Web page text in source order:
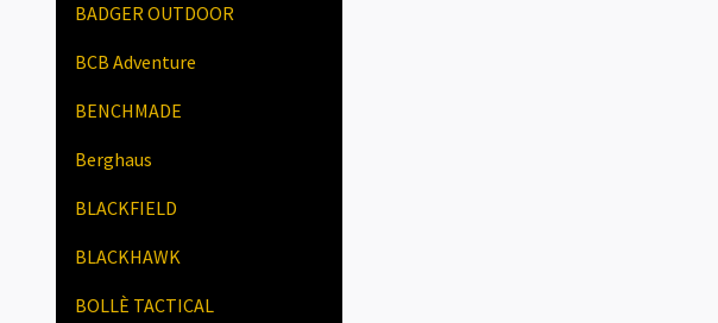
BADGER OUTDOOR
BCB Adventure
BENCHMADE
Berghaus
BLACKFIELD
BLACKHAWK
BOLLÈ TACTICAL